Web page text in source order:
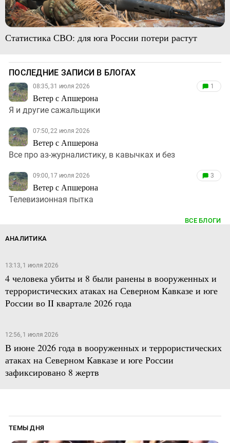
Статистика СВО: для юга России потери растут
ПОСЛЕДНИЕ ЗАПИСИ В БЛОГАХ
08:35, 31 июля 2026
Ветер с Апшерона
1
Я и другие сажальщики
07:50, 22 июля 2026
Ветер с Апшерона
Все про аз-журналистику, в кавычках и без
09:00, 17 июля 2026
Ветер с Апшерона
3
Телевизионная пытка
ВСЕ БЛОГИ
АНАЛИТИКА
13:13, 1 июля 2026
4 человека убиты и 8 были ранены в вооруженных и
террористических атаках на Северном Кавказе и юге
России во II квартале 2026 года
12:56, 1 июля 2026
В июне 2026 года в вооруженных и террористических
атаках на Северном Кавказе и юге России
зафиксировано 8 жертв
ТЕМЫ ДНЯ